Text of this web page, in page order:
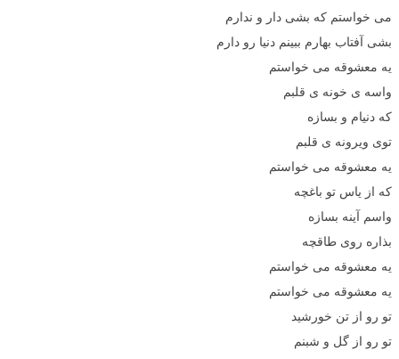
می خواستم که بشی دار و ندارم
بشی آفتاب بهارم ببینم دنیا رو دارم
یه معشوقه می خواستم
واسه ی خونه ی قلبم
که دنیام و بسازه
توی ویرونه ی قلبم
یه معشوقه می خواستم
که از یاس تو باغچه
واسم آینه بسازه
بذاره روی طاقچه
یه معشوقه می خواستم
یه معشوقه می خواستم
تو رو از تن خورشید
تو رو از گل و شبنم